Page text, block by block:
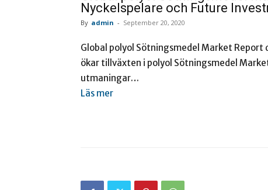
Nyckelspelare och Future
By admin - September 20, 2020
Global polyol Sötningsmedel Market
ökar tillväxten i polyol Sötningsmedel
utmaningar…
Läs mer